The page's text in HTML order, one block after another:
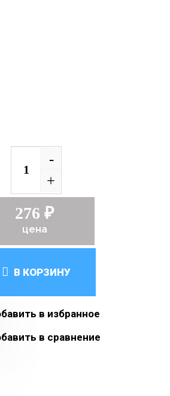
-
+
276 ₽
цена
В КОРЗИНУ
в избранное
в сравнение